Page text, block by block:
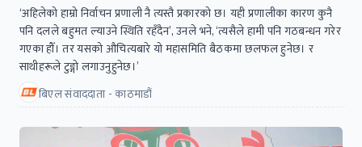
‘अहिलेको हाम्रो निर्वाचन प्रणाली नै त्यस्तै प्रकारको छ। यही प्रणालीका कारण कुनै
पनि दलले बहुमत ल्याउने स्थिति रहँदैन’, उनले भने, ‘त्यसैले हामी पनि गठबन्धन गरेर
गएका हौँ। तर यसको औचित्यबारे यो महासमिति बैठकमा छलफल हुनेछ। र
साथीहरूले टुङ्गो लगाउनुहुनेछ।’
बिएल संवाददाता - काठमाडौं